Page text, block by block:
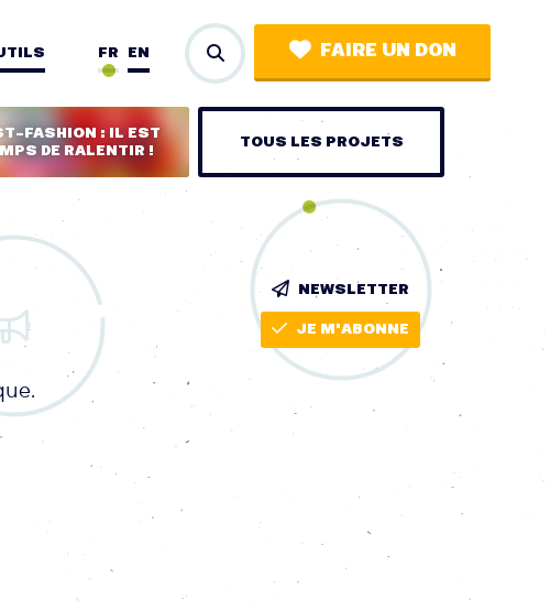
EN
FR FAIRE UN DON
FASHION : IL EST
DE RALENTIR !
TOUS LES PROJETS
NEWSLETTER
JE M'ABONNE